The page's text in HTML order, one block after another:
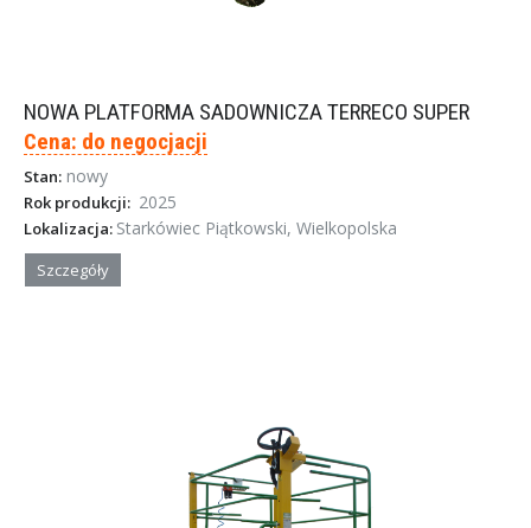
NOWA PLATFORMA SADOWNICZA TERRECO SUPER
Cena: do negocjacji
Stan: nowy
Rok produkcji: 2025
Lokalizacja: Starkówiec Piątkowski, Wielkopolska
Szczegóły